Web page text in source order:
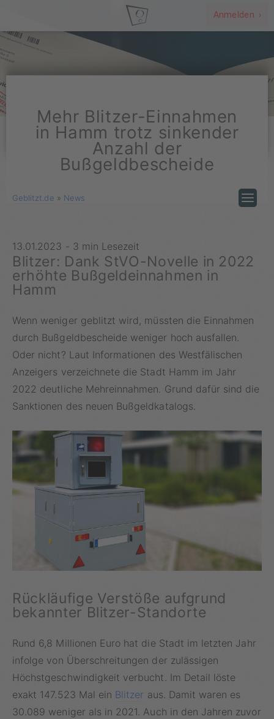
Anmelden ›
Mehr Blitzer-Einnahmen
in Hamm trotz sinkender
Anzahl der
Bußgeldbescheide
Geblitzt.de » News
13.01.2023 - 3 min Lesezeit
Blitzer: Dank StVO-Novelle in 2022
erhöhte Bußgeldeinnahmen in
Hamm
Wenn weniger geblitzt wird, müssten die Einnahmen
durch Bußgeldbescheide weniger hoch ausfallen.
Oder nicht? Laut Informationen des Westfälischen
Anzeigers verzeichnete die Stadt Hamm im Jahr
2022 deutliche Mehreinnahmen. Grund dafür sind die
Sanktionen des neuen Bußgeldkatalogs.
Rückläufige Verstöße aufgrund
bekannter Blitzer-Standorte
Rund 6,8 Millionen Euro hat die Stadt im letzten Jahr
infolge von Überschreitungen der zulässigen
Höchstgeschwindigkeit verbucht. Im Detail löste
exakt 147.523 Mal ein Blitzer aus. Damit waren es
30.089 weniger als in 2021. Auch in den Jahren zuvor